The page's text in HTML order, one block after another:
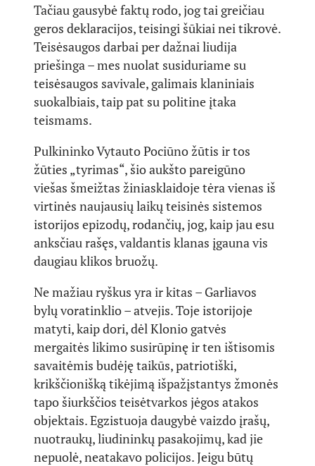
Tačiau gausybė faktų rodo, jog tai greičiau
geros deklaracijos, teisingi šūkiai nei tikrovė.
Teisėsaugos darbai per dažnai liudija
priešinga – mes nuolat susiduriame su
teisėsaugos savivale, galimais klaniniais
suokalbiais, taip pat su politine įtaka
teismams.
Pulkininko Vytauto Pociūno žūtis ir tos
žūties „tyrimas“, šio aukšto pareigūno
viešas šmeižtas žiniasklaidoje tėra vienas iš
virtinės naujausių laikų teisinės sistemos
istorijos epizodų, rodančių, jog, kaip jau esu
anksčiau rašęs, valdantis klanas įgauna vis
daugiau klikos bruožų.
Ne mažiau ryškus yra ir kitas – Garliavos
bylų voratinklio – atvejis. Toje istorijoje
matyti, kaip dori, dėl Klonio gatvės
mergaitės likimo susirūpinę ir ten ištisomis
savaitėmis budėję taikūs, patriotiški,
krikščionišką tikėjimą išpažįstantys žmonės
tapo šiurkščios teisėtvarkos jėgos atakos
objektais. Egzistuoja daugybė vaizdo įrašų,
nuotraukų, liudininkų pasakojimų, kad jie
nepuolė, neatakavo policijos. Jeigu būtų